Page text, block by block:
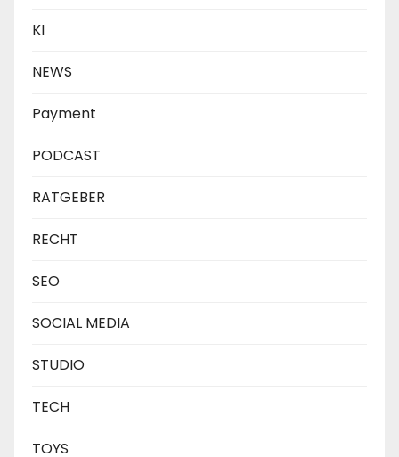
KI
NEWS
Payment
PODCAST
RATGEBER
RECHT
SEO
SOCIAL MEDIA
STUDIO
TECH
TOYS